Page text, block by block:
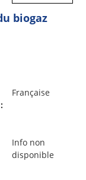
biogaz
Française
Info non
disponible